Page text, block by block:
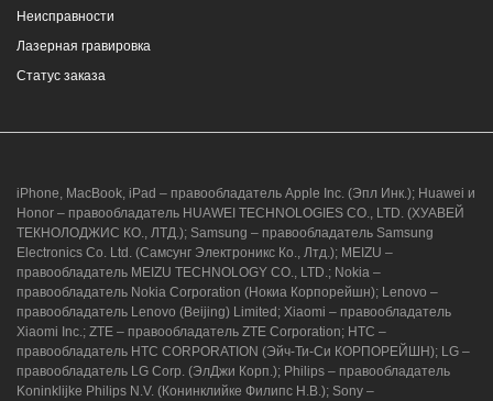
Неисправности
Лазерная гравировка
Статус заказа
iPhone, MacBook, iPad – правообладатель Apple Inc. (Эпл Инк.); Huawei и
Honor – правообладатель HUAWEI TECHNOLOGIES CO., LTD. (ХУАВЕЙ
ТЕКНОЛОДЖИС КО., ЛТД.); Samsung – правообладатель Samsung
Electronics Co. Ltd. (Самсунг Электроникс Ко., Лтд.); MEIZU –
правообладатель MEIZU TECHNOLOGY CO., LTD.; Nokia –
правообладатель Nokia Corporation (Нокиа Корпорейшн); Lenovo –
правообладатель Lenovo (Beijing) Limited; Xiaomi – правообладатель
Xiaomi Inc.; ZTE – правообладатель ZTE Corporation; HTC –
правообладатель HTC CORPORATION (Эйч-Ти-Си КОРПОРЕЙШН); LG –
правообладатель LG Corp. (ЭлДжи Корп.); Philips – правообладатель
Koninklijke Philips N.V. (Конинклийке Филипс Н.В.); Sony –